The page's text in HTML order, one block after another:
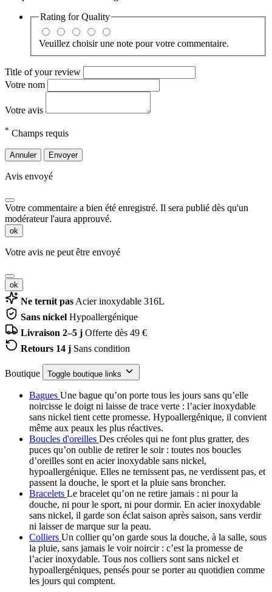
Rating forQuality
Veuillez choisir une note pour votre commentaire.
Title of your review
Votre nom
Votre avis
* Champs requis
Annuler Envoyer
Avis envoyé
Votre commentaire a bien été enregistré. Il sera publié dès qu'un
modérateur l'aura approuvé.
ok
Votre avis ne peut être envoyé
ok
Ne ternit pas Acier inoxydable 316L
Sans nickel Hypoallergénique
Livraison 2–5 j Offerte dès 49 €
Retours 14 j Sans condition
Boutique Toggle boutique links
Bagues Une bague qu’on porte tous les jours sans qu’elle
noircisse le doigt ni laisse de trace verte : l’acier inoxydable
sans nickel tient cette promesse. Hypoallergénique, il convient
même aux peaux les plus réactives.
Boucles d'oreilles Des créoles qui ne font plus gratter, des
puces qu’on oublie de retirer le soir : toutes nos boucles
d’oreilles sont en acier inoxydable sans nickel,
hypoallergénique. Elles ne ternissent pas, ne verdissent pas, et
passent la douche, le sport et la pluie sans broncher.
Bracelets Le bracelet qu’on ne retire jamais : ni pour la
douche, ni pour le sport, ni pour dormir. En acier inoxydable
sans nickel, il garde son éclat saison après saison, sans verdir
ni laisser de marque sur la peau.
Colliers Un collier qu’on garde sous la douche, à la salle, sous
la pluie, sans jamais le voir noircir : c’est la promesse de
l’acier inoxydable. Tous nos colliers sont sans nickel et
hypoallergéniques, pensés pour se porter au quotidien comme
les jours qui comptent.